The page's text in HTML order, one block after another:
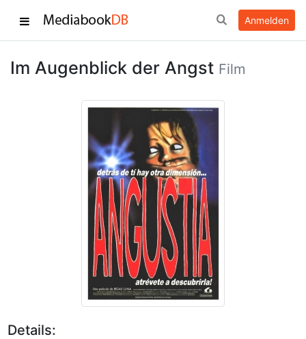
Anmelden
Im Augenblick der Angst Film
Details: